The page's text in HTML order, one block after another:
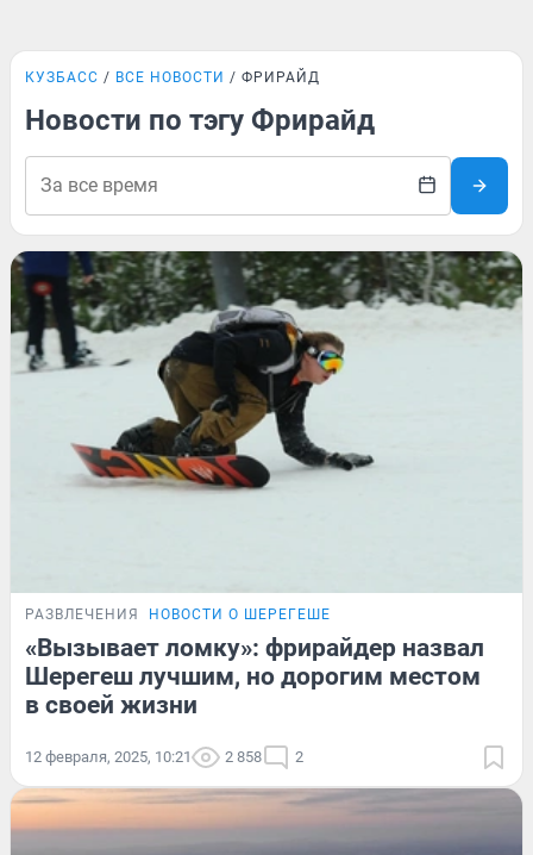
КУЗБАСС ВСЕ НОВОСТИ ФРИРАЙД
Новости по тэгу Фрирайд
РАЗВЛЕЧЕНИЯ НОВОСТИ О ШЕРЕГЕШЕ
«Вызывает ломку»: фрирайдер назвал
Шерегеш лучшим, но дорогим местом
в своей жизни
12 февраля, 2025, 10:21 2 858 2